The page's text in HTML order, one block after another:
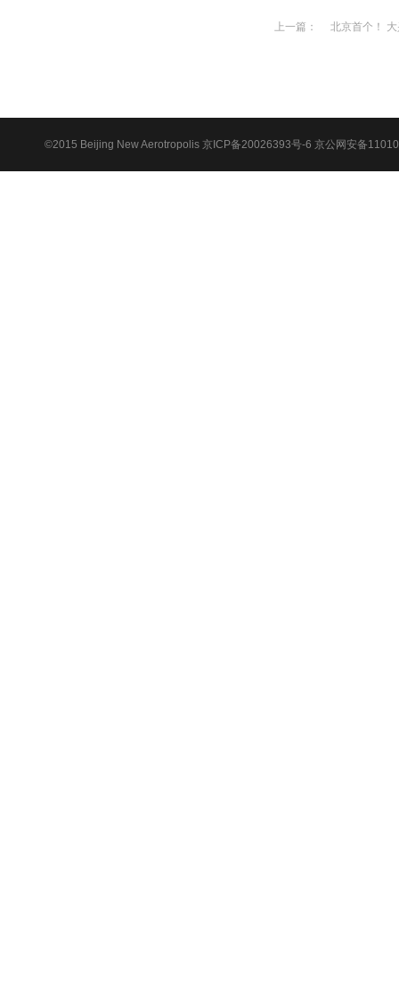
上一篇： 北京首个！
©2015 Beijing New Aerotropolis 京ICP备20026393号-6 京公网安备